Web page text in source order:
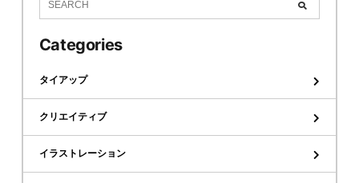
Categories
イラストレーション
クリエイティブ
タイアップ